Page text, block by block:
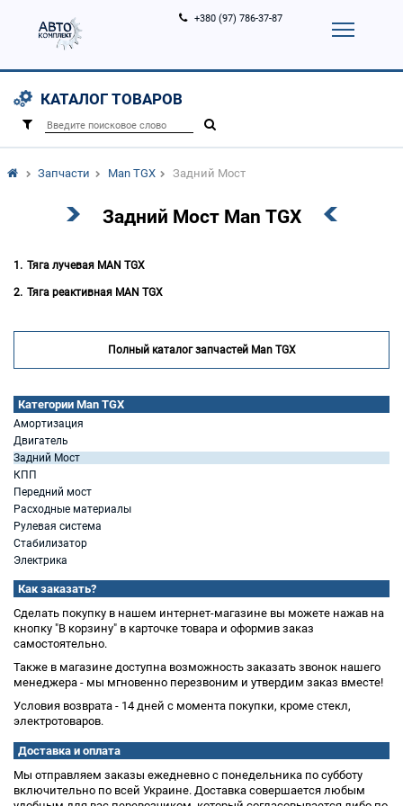
0)
Услуги
+380 (97) 786-37-87
КАТАЛОГ ТОВАРОВ
Запчасти Man TGX Задний Мост
Категории Man TGX
Амортизация
Двигатель
Задний Мост
КПП
Передний мост
Расходные материалы
Рулевая система
Стабилизатор
Электрика
Задний Мост Man TGX
Тяга лучевая MAN TGX
Тяга реактивная MAN TGX
Полный каталог запчастей Man TGX
Как заказать?
Сделать покупку в нашем интернет-магазине вы можете нажав на
кнопку "В корзину" в карточке товара и оформив заказ
самостоятельно.
Также в магазине доступна возможность заказать звонок нашего
менеджера - мы мгновенно перезвоним и утвердим заказ вместе!
Условия возврата - 14 дней с момента покупки, кроме стекл,
электротоваров.
Доставка и оплата
Мы отправляем заказы ежедневно с понедельника по субботу
включительно по всей Украине. Доставка совершается любым